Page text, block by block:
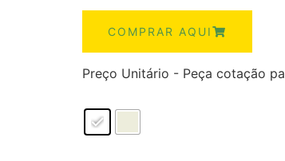
COMPRAR AQUI
Preço Unitário - Peça cotação